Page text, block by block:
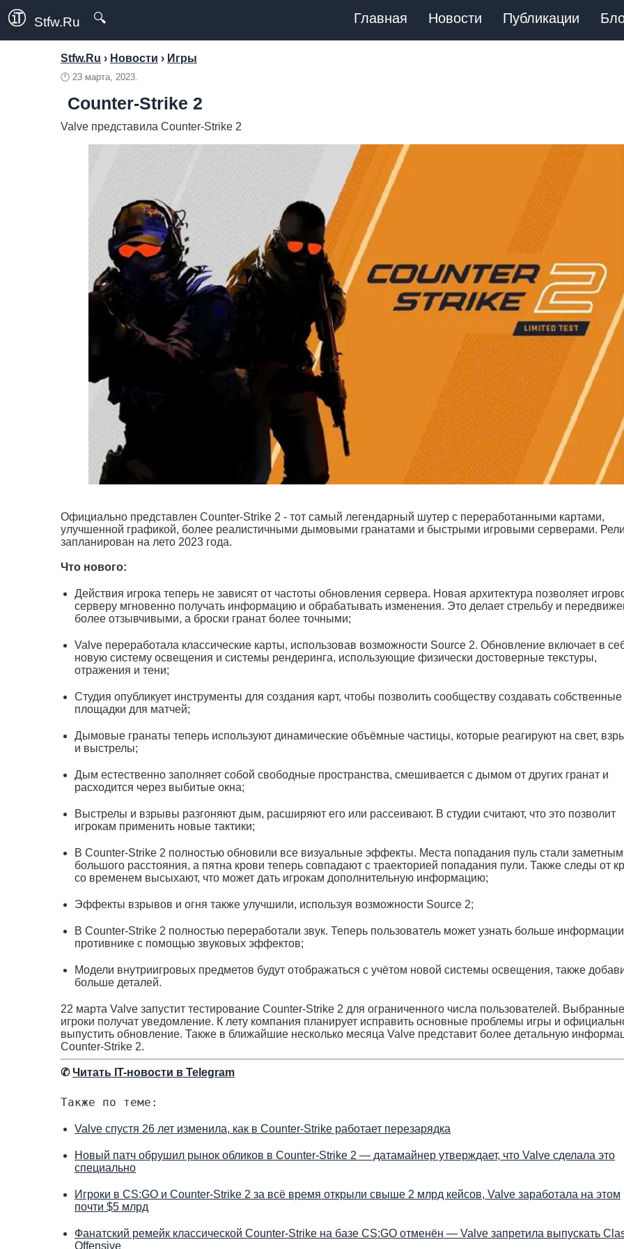
Stfw.Ru 🔍 Главная Новости Публикации
Stfw.Ru › Новости › Игры
🕛 23 марта, 2023.
Counter-Strike 2
Valve представила Counter-Strike 2
Официально представлен Counter-Strike 2 - тот самый легендарный шутер с переработанными картами,
улучшенной графикой, более реалистичными дымовыми гранатами и быстрыми игровыми серверами.
запланирован на лето 2023 года.
Что нового:
Действия игрока теперь не зависят от частоты обновления сервера. Новая архитектура позволяет
серверу мгновенно получать информацию и обрабатывать изменения. Это делает стрельбу и
более отзывчивыми, а броски гранат более точными;
Valve переработала классические карты, использовав возможности Source 2. Обновление включает в
новую систему освещения и системы рендеринга, использующие физически достоверные текстуры,
отражения и тени;
Студия опубликует инструменты для создания карт, чтобы позволить сообществу создавать собственные
площадки для матчей;
Дымовые гранаты теперь используют динамические объёмные частицы, которые реагируют на свет,
и выстрелы;
Дым естественно заполняет собой свободные пространства, смешивается с дымом от других гранат и
расходится через выбитые окна;
Выстрелы и взрывы разгоняют дым, расширяют его или рассеивают. В студии считают, что это позволит
игрокам применить новые тактики;
В Counter-Strike 2 полностью обновили все визуальные эффекты. Места попадания пуль стали
большого расстояния, а пятна крови теперь совпадают с траекторией попадания пули. Также следы от
со временем высыхают, что может дать игрокам дополнительную информацию;
Эффекты взрывов и огня также улучшили, используя возможности Source 2;
В Counter-Strike 2 полностью переработали звук. Теперь пользователь может узнать больше
противнике с помощью звуковых эффектов;
Модели внутриигровых предметов будут отображаться с учётом новой системы освещения, также
больше деталей.
22 марта Valve запустит тестирование Counter-Strike 2 для ограниченного числа пользователей. Выбранные
игроки получат уведомление. К лету компания планирует исправить основные проблемы игры и
выпустить обновление. Также в ближайшие несколько месяца Valve представит более детальную
Counter-Strike 2.
✆Читать IT-новости в Telegram
Также по теме:
Valve спустя 26 лет изменила, как в Counter-Strike работает перезарядка
Новый патч обрушил рынок обликов в Counter-Strike 2 — датамайнер утверждает, что Valve сделала это
специально
Игроки в CS:GO и Counter-Strike 2 за всё время открыли свыше 2 млрд кейсов, Valve заработала на этом
почти $5 млрд
Фанатский ремейк классической Counter-Strike на базе CS:GO отменён — Valve запретила выпускать
Offensive